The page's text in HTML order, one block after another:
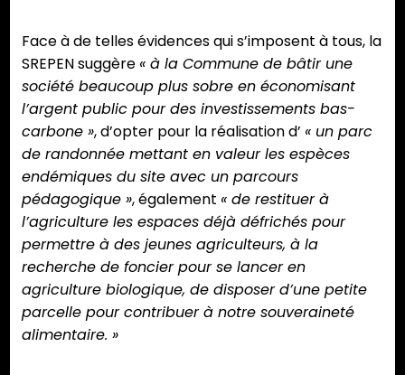
Face à de telles évidences qui s’imposent à tous, la
SREPEN suggère« à la Commune de bâtir une
société beaucoup plus sobre en économisant
l’argent public pour des investissements bas-
carbone », d’opter pour la réalisation d’ « un parc
de randonnée mettant en valeur les espèces
endémiques du site avec un parcours
pédagogique », également « de restituer à
l’agriculture les espaces déjà défrichés pour
permettre à des jeunes agriculteurs, à la
recherche de foncier pour se lancer en
agriculture biologique, de disposer d’une petite
parcelle pour contribuer à notre souveraineté
alimentaire. »